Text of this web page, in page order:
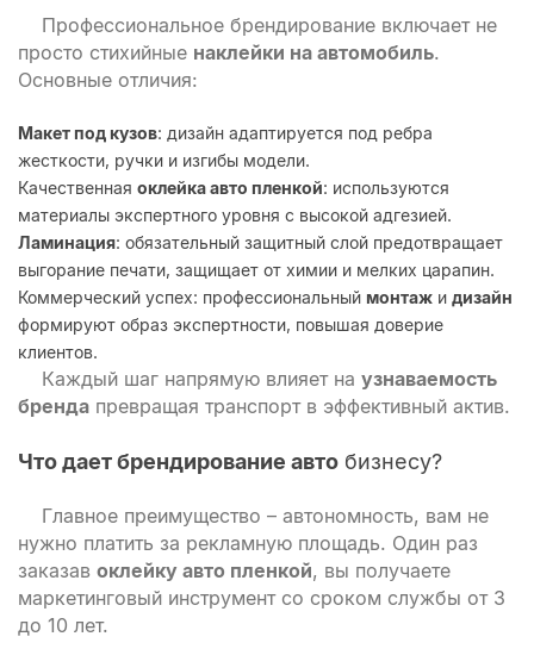
Профессиональное брендирование включает не
просто стихийные наклейки на автомобиль.
Основные отличия:
Макет под кузов: дизайн адаптируется под ребра
жесткости, ручки и изгибы модели.
Качественная оклейка авто пленкой: используются
материалы экспертного уровня с высокой адгезией.
Ламинация: обязательный защитный слой предотвращает
выгорание печати, защищает от химии и мелких царапин.
Коммерческий успех: профессиональный монтаж и дизайн
формируют образ экспертности, повышая доверие
клиентов.
Каждый шаг напрямую влияет на узнаваемость
бренда превращая транспорт в эффективный актив.
Что дает брендирование авто бизнесу?
Главное преимущество – автономность, вам не
нужно платить за рекламную площадь. Один раз
заказав оклейку авто пленкой, вы получаете
маркетинговый инструмент со сроком службы от 3
до 10 лет.